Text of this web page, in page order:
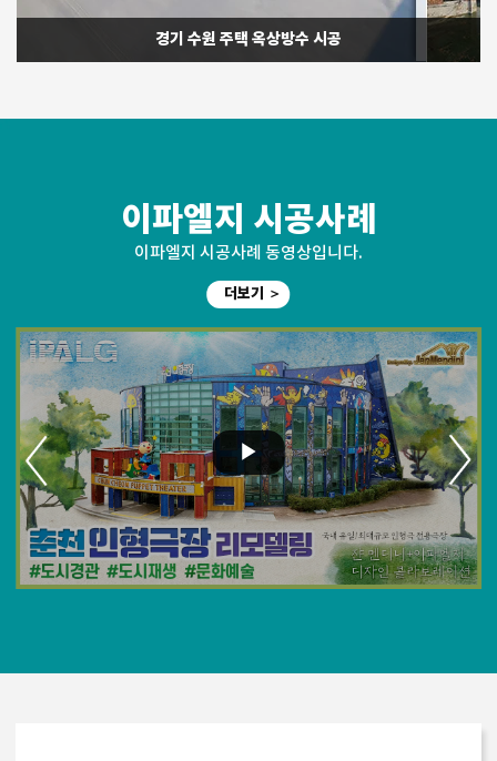
경남 창녕 농협 본점 옥상방수 시공
이파엘지 시공사례
이파엘지 시공사례 동영상입니다.
더보기 ＞
▶
이파엘지 고객감동 동영상
더보기 ＞
공법소개 동영상
공법소개 동영상
공법소개 동영상